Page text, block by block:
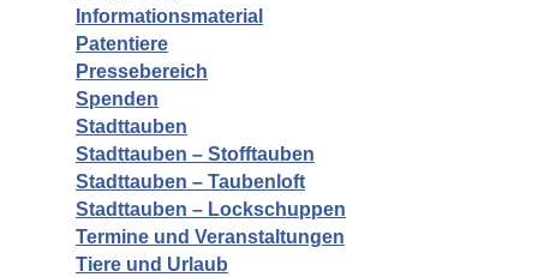
Informationsmaterial
Patentiere
Pressebereich
Spenden
Stadttauben
Stadttauben – Stofftauben
Stadttauben – Taubenloft
Stadttauben – Lockschuppen
Termine und Veranstaltungen
Tiere und Urlaub